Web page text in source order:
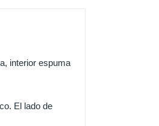
interior espuma
El lado de